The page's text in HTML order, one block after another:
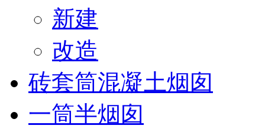
新建
改造
砖套筒混凝土烟囱
一筒半烟囱